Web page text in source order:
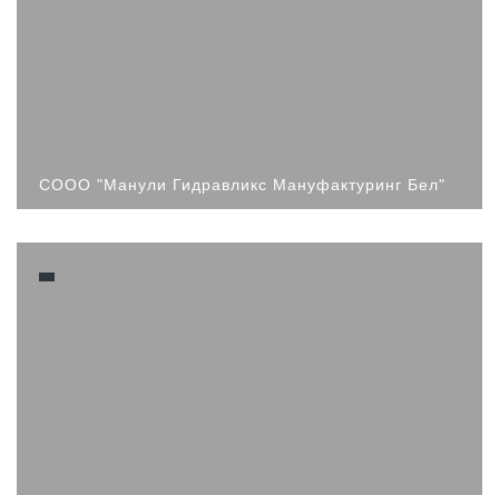
СООО "Манули Гидравликс Мануфактуринг Бел"